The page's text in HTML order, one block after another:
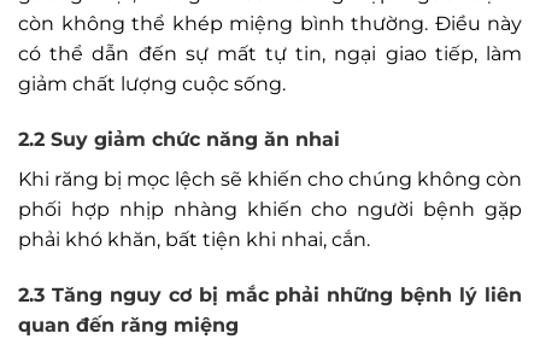
còn không thể khép miệng bình thường. Điều này
có thể dẫn đến sự mất tự tin, ngại giao tiếp, làm
giảm chất lượng cuộc sống.
2.2 Suy giảm chức năng ăn nhai
Khi răng bị mọc lệch sẽ khiến cho chúng không còn
phối hợp nhịp nhàng khiến cho người bệnh gặp
phải khó khăn, bất tiện khi nhai, cắn.
2.3 Tăng nguy cơ bị mắc phải những bệnh lý liên
quan đến răng miệng